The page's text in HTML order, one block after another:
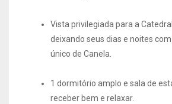
Vista privilegiada para a
deixando seus dias e noites
único de Canela.
1 dormitório amplo e sala de
receber bem e relaxar.